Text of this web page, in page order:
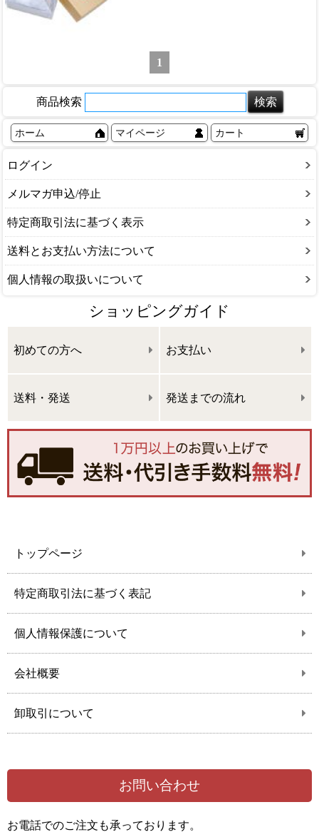
1
商品検索
ホーム マイページ カート
ログイン
メルマガ申込/停止
特定商取引法に基づく表示
送料とお支払い方法について
個人情報の取扱いについて
ショッピングガイド
初めての方へ お支払い
送料・発送 発送までの流れ
トップページ
特定商取引法に基づく表記
個人情報保護について
会社概要
卸取引について
お問い合わせ
お電話でのご注文も承っております。